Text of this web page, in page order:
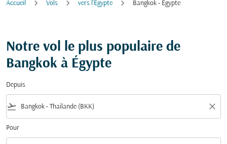
Accueil Vols vers l'Égypte Bangkok - Égypte
Notre vol le plus populaire de
Bangkok à Égypte
Depuis
flight_takeoff close
Pour